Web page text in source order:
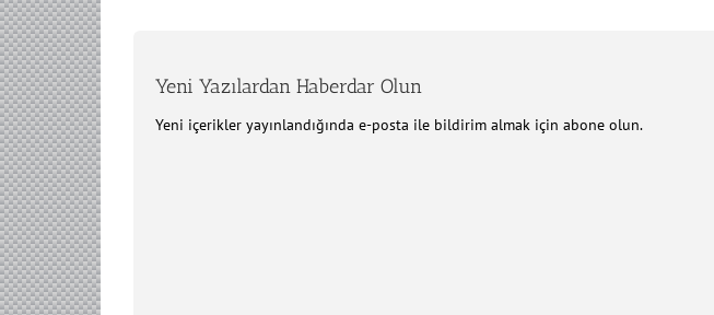
Yeni Yazılardan Haberdar Olun
Yeni içerikler yayınlandığında e-posta ile bildirim almak için abone olun.